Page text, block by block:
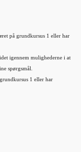
på grundkursus 1 eller har
igennem mulighederne i at
spørgsmål.
1 eller har